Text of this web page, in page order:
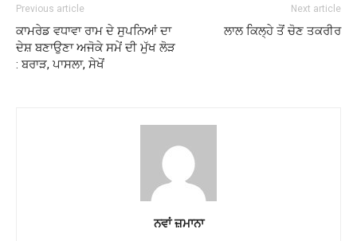
Previous article
ਕਾਮਰੇਡ ਵਧਾਵਾ ਰਾਮ ਦੇ ਸੁਪਨਿਆਂ ਦਾ
ਦੇਸ਼ ਬਣਾਉਣਾ ਅਜੋਕੇ ਸਮੇਂ ਦੀ ਮੁੱਖ ਲੋੜ
: ਬਰਾੜ, ਪਾਸਲਾ, ਸੇਖੋਂ
Next article
ਲਾਲ ਕਿਲ੍ਹੇ ਤੋਂ ਚੋਣ ਤਕਰੀਰ
ਨਵਾਂ ਜ਼ਮਾਨਾ